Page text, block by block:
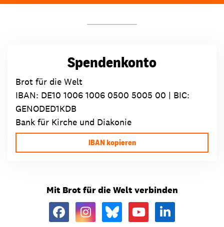
Spendenkonto
Brot für die Welt
IBAN: DE10 1006 1006 0500 5005 00 | BIC:
GENODED1KDB
Bank für Kirche und Diakonie
IBAN kopieren
Mit Brot für die Welt verbinden